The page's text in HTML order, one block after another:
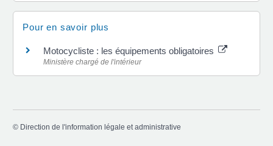
Pour en savoir plus
Motocycliste : les équipements obligatoires
Ministère chargé de l'intérieur
© Direction de l'information légale et administrative